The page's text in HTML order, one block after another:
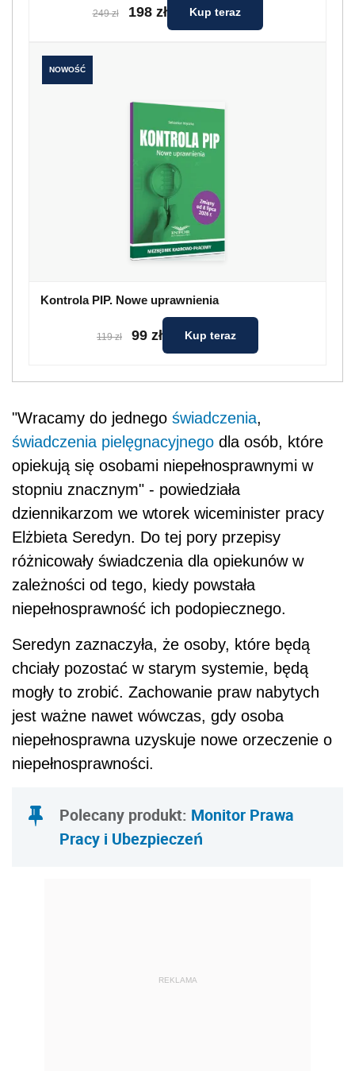
249 zł 198 zł Kup teraz
NOWOŚĆ
Kontrola PIP. Nowe uprawnienia
119 zł 99 zł Kup teraz
"Wracamy do jednego świadczenia,
świadczenia pielęgnacyjnego dla osób, które
opiekują się osobami niepełnosprawnymi w
stopniu znacznym" - powiedziała
dziennikarzom we wtorek wiceminister pracy
Elżbieta Seredyn. Do tej pory przepisy
różnicowały świadczenia dla opiekunów w
zależności od tego, kiedy powstała
niepełnosprawność ich podopiecznego.
Seredyn zaznaczyła, że osoby, które będą
chciały pozostać w starym systemie, będą
mogły to zrobić. Zachowanie praw nabytych
jest ważne nawet wówczas, gdy osoba
niepełnosprawna uzyskuje nowe orzeczenie o
niepełnosprawności.
Polecany produkt: Monitor Prawa
Pracy i Ubezpieczeń
REKLAMA